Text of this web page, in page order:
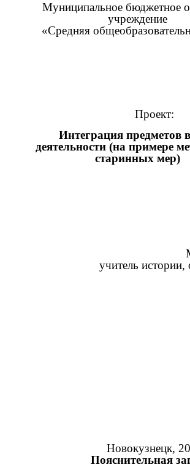
Муниципальное бюджетное
учреждение
«Средняя
Проект:
Интеграция предметов
деятельности (на примере
старинных мер)
учитель истории,
Новокузнецк,
Пояснительная